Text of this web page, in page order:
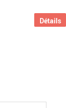
Détails